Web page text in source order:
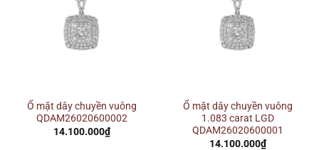
Ổ mặt dây chuyền vuông
QDAM26020600002
14.100.000₫
Ổ mặt dây chuyền vuông
1.083 carat LGD
QDAM26020600001
14.100.000₫